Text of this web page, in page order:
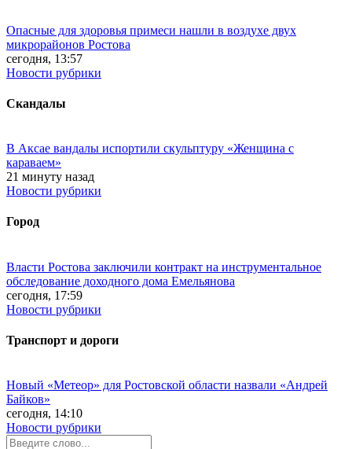
Опасные для здоровья примеси нашли в воздухе двух
микрорайонов Ростова
сегодня, 13:57
Новости рубрики
Скандалы
В Аксае вандалы испортили скульптуру «Женщина с
караваем»
21 минуту назад
Новости рубрики
Город
Власти Ростова заключили контракт на инструментальное
обследование доходного дома Емельянова
сегодня, 17:59
Новости рубрики
Транспорт и дороги
Новый «Метеор» для Ростовской области назвали «Андрей
Байков»
сегодня, 14:10
Новости рубрики